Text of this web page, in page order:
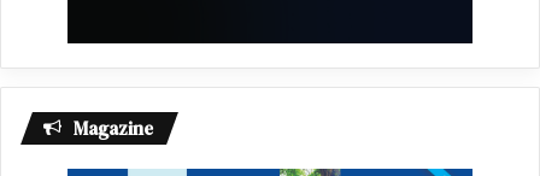
Magazine